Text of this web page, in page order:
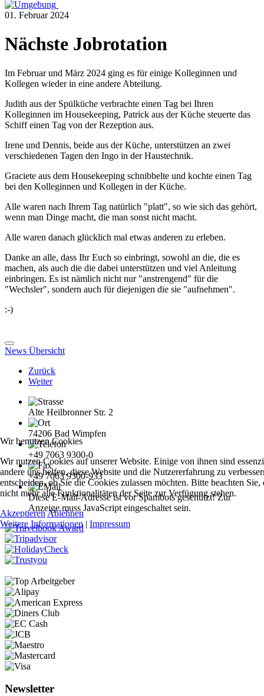
01. Februar 2024
Nächste Jobrotation
Im Februar und März 2024 ging es für einige Kolleginnen und
Kollegen wieder in eine andere Abteilung.
Judith aus der Spülküche verbrachte einen Tag bei Ihren
Kolleginnen im Housekeeping, Patrick aus der Küche steuerte das
Schiff einen Tag von der Rezeption aus.
Irene und Dennis, beide aus der Küche, unterstützen an zwei
verschiedenen Tagen den Ingo in der Haustechnik.
Graciete aus dem Housekeeping schnibbelte und kochte einen Tag
bei den Kolleginnen und Kollegen in der Küche.
Alle waren nach Ihrem Tag natürlich "platt", so wie sich das gehört,
wenn man Dinge macht, die man sonst nicht macht.
Alle waren danach glücklich mal etwas anderen zu erleben.
Danke an alle, dass Ihr Euch so einbringt, sowohl an die, die es
machen, als auch die die dabei unterstützen und viel Anleitung
einbringen. Es ist nämlich nicht nur "anstrengend" für die
"Wechsler", sondern auch für diejenigen die sie "aufnehmen".
:-)
News Übersicht
Zurück
Weiter
Alte Heilbronner Str. 2
74206 Bad Wimpfen
+49 7063 9300-0
+49 7063 9300-933
Diese E-Mail-Adresse ist vor Spambots geschützt! Zur
Anzeige muss JavaScript eingeschaltet sein.
Newsletter
Wir benutzen Cookies
Wir nutzen Cookies auf unserer Website. Einige von ihnen sind
andere uns helfen, diese Website und die Nutzererfahrung zu
entscheiden, ob Sie die Cookies zulassen möchten. Bitte beachten
nicht mehr alle Funktionalitäten der Seite zur Verfügung stehen.
AkzeptierenAblehnen
Weitere Informationen | Impressum